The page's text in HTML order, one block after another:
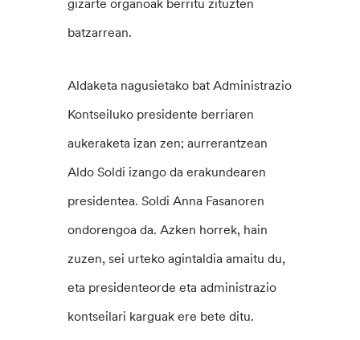
gizarte organoak berritu zituzten
batzarrean.
Aldaketa nagusietako bat Administrazio
Kontseiluko presidente berriaren
aukeraketa izan zen; aurrerantzean
Aldo Soldi izango da erakundearen
presidentea. Soldi Anna Fasanoren
ondorengoa da. Azken horrek, hain
zuzen, sei urteko agintaldia amaitu du,
eta presidenteorde eta administrazio
kontseilari karguak ere bete ditu.